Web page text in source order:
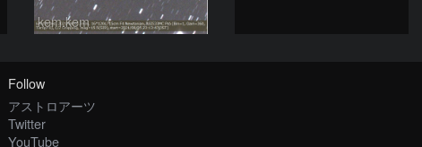
kem.kem
Follow
アストロアーツ
Twitter
YouTube